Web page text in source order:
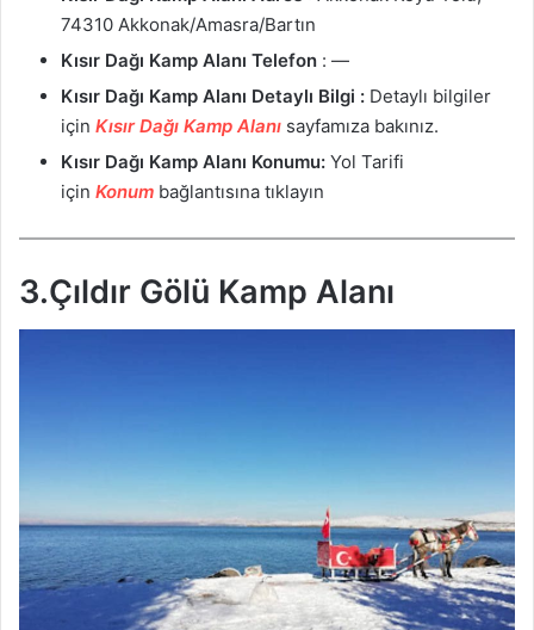
74310 Akkonak/Amasra/Bartın
Kısır Dağı Kamp Alanı Telefon : —
Kısır Dağı Kamp Alanı Detaylı Bilgi : Detaylı bilgiler
için Kısır Dağı Kamp Alanı sayfamıza bakınız.
Kısır Dağı Kamp Alanı Konumu: Yol Tarifi
için Konum bağlantısına tıklayın
3.Çıldır Gölü Kamp Alanı